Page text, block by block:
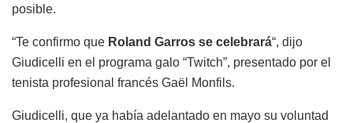
posible.
“Te confirmo que Roland Garros se celebrará“, dijo
Giudicelli en el programa galo “Twitch”, presentado por el
tenista profesional francés Gaël Monfils.
Giudicelli, que ya había adelantado en mayo su voluntad